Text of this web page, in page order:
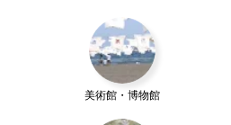
美術館・博物館